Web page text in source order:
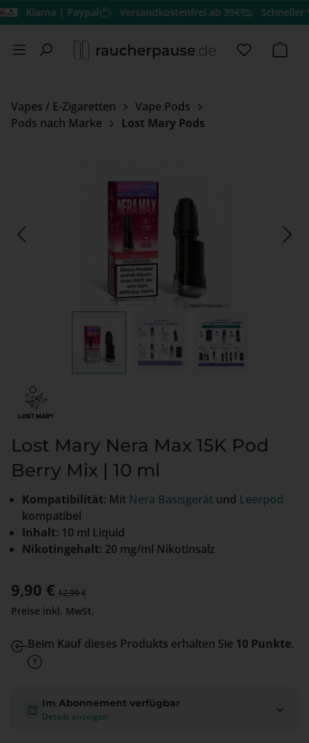
Zum Hauptinhalt springen
| Paypal Versandkostenfrei ab 39€ Schneller
Du hast
Vapes / E-Zigaretten
Vape Pods
Pods nach Marke
Lost Mary Pods
Lost Mary Nera Max 15K Pod
Berry Mix | 10 ml
Kompatibilität: Mit Nera Basisgerät und Leerpod
kompatibel
Inhalt: 10 ml Liquid
Nikotingehalt: 20 mg/ml Nikotinsalz
Verkaufspreis:
9,90 € Regulärer Preis:
12,99 €
Preise inkl. MwSt.
Beim Kauf dieses Produkts erhalten Sie 10 Punkte.
Im Abonnement verfügbar
Details anzeigen